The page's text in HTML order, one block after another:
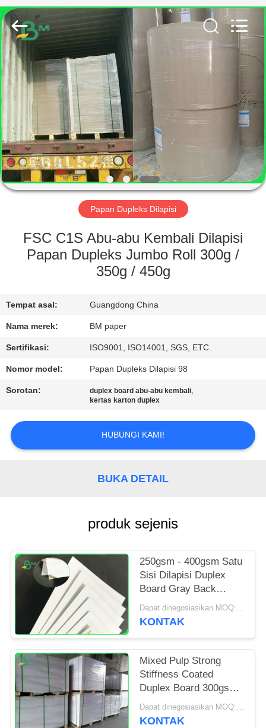
RUMAH
PRODUK
TENTANG
KAMI
TUR
KONTROL
HUBUNGI
KAMI
BERITA
SITEMAP
BMPAPER
CO.,
LTD..
All
Rights
Reserved.
Papan Dupleks Dilapisi
FSC C1S Abu-abu Kembali Dilapisi
Papan Dupleks Jumbo Roll 300g /
350g / 450g
Tempat asal: Guangdong China
Nama merek: BM paper
Sertifikasi: ISO9001, ISO14001, SGS, ETC.
Nomor model: Papan Dupleks Dilapisi 98
Sorotan: duplex board abu-abu kembali,
kertas karton duplex
HUBUNGI KAMI!
BUKA DETAIL
produk sejenis
250gsm - 400gsm Satu
Sisi Dilapisi Duplex
Board Gray Back
Untuk Kotak Kemasan Dapat dinegosiasikan MOQ:10 ton untuk ukuran khusus & 1 ton untuk ukuran standar
KONTAK
Mixed Pulp Strong
Stiffness Coated
Duplex Board 300gsm
Untuk Melipat Karton Dapat dinegosiasikan MOQ:1 TON
KONTAK